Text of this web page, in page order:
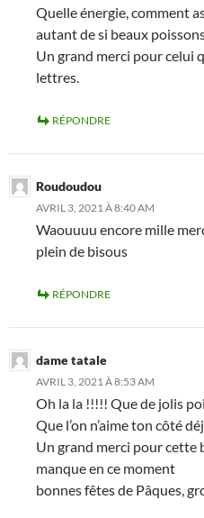
Quelle énergie, comment
autant de si beaux poissons
Un grand merci pour celui
lettres.
RÉPONDRE
Roudoudou
AVRIL 3, 2021 À 8:40 AM
Waouuuu encore mille
plein de bisous
RÉPONDRE
dame tatale
AVRIL 3, 2021 À 8:53 AM
Oh la la !!!!! Que de jolis
Que l’on n’aime ton côté
Un grand merci pour cette
manque en ce moment
bonnes fêtes de Pâques,